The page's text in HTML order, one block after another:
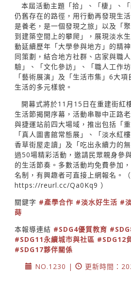
本屆活動主題「拾」、「棲」、
仍舊存在的路徑，用行動再發現生
是養老，是一個發現之旅」以及「
到建築空間上的攀爬」，展現淡水
動延續歷年「大學參與地方」的精
同策劃，結合地方社群、店家與職
驗」、「文化參訪」、「職人工作
「藝術展演」及「生活市集」6大
生活的多元樣貌。
開幕式將於11月15日在重建街紅
生活節揭開序幕，活動串聯中正路
與捷運站前四大場域，推出包括「
「真人圖書館常態展」、「淡水紅
香草街屋走讀」及「吃出永續力的
過50場精彩活動，邀請民眾親身參
的生活節奏。多數活動均免費參加
名制，有興趣者可直接上網報名。（
https://reurl.cc/Qa0Kq9 ）
關鍵字 #產學合作 #淡水好生活 #
蒔
本報導連結 #SDG4優質教育
#SDG11永續城市與社區 #SDG12
#SDG17夥伴關係
NO.1230 |
更新時間：